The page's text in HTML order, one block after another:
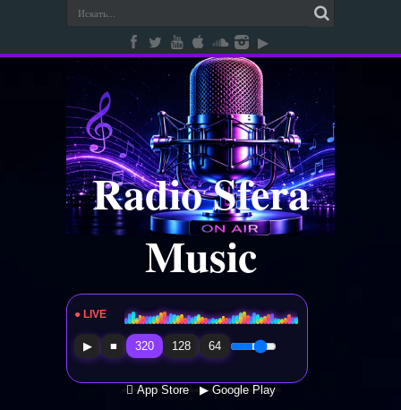
Radio Sfera
Music
● LIVE Radio Sfera Music
▶ ■ 320 128 64
 App Store ▶ Google Play